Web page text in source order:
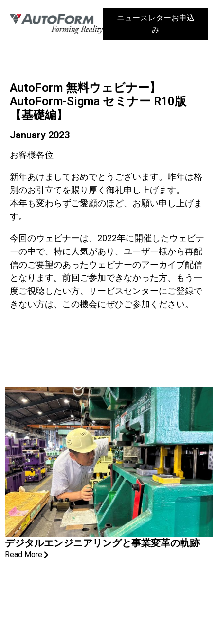
ニュースレターお申込
み
AutoForm 無料ウェビナー】
AutoForm-Sigma セミナー R10版
【基礎編】
January 2023
お客様各位
新年あけましておめでとうございます。昨年は格
別のお引立てを賜り厚く御礼申し上げます。
本年も変わらずご愛顧のほど、お願い申し上げま
す。
今回のウェビナーは、2022年に開催したウェビナ
ーの中で、特に人気があり、ユーザー様から再配
信のご要望のあったウェビナーのアーカイブ配信
となります。前回ご参加できなかった方、もう一
度ご視聴したい方、サービスセンターにご登録で
きない方は、この機会にぜひご参加ください。
デジタルエンジニアリングと事業変革の軌跡
Read More